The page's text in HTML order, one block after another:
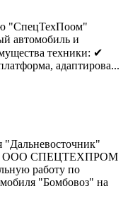
"СпецТехПоом"
автомобиль и
техники: ✔
адаптирова...
ООО СПЕЦТЕХПРОМ
работу по
"Бомбовоз" на